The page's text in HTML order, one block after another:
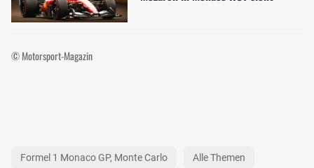
© Motorsport-Magazin
Formel 1 Monaco GP, Monte Carlo Alle Themen